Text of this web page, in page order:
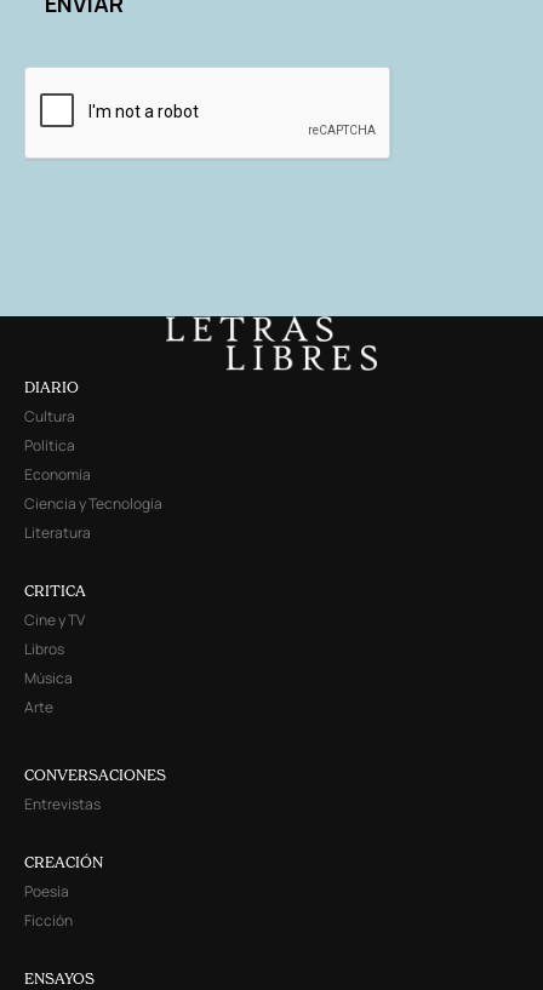
DIARIO
Cultura
Política
Economía
Ciencia y Tecnología
Literatura
CRITICA
Cine y TV
Libros
Música
Arte
CONVERSACIONES
Entrevistas
CREACIÓN
Poesía
Ficción
ENSAYOS